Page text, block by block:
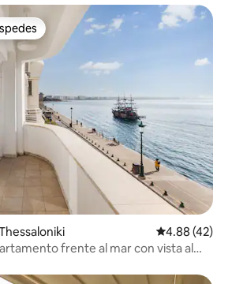
Calificación
4.88 (42)
frente al mar con vista al